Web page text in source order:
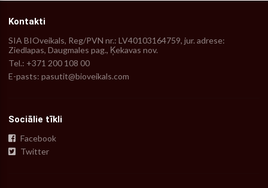
Kontakti
SIA BIOveikals, Reg/PVN nr.: LV40103164759, jur. adrese:
Ziedlapas, Daugmales pag., Ķekavas nov.
Tel.: +371 200 108 00
E-pasts: pasutit@bioveikals.com
Sociālie tīkli
Facebook
Twitter